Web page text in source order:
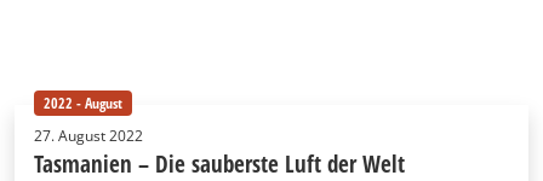
2022 - August
27. August 2022
Tasmanien – Die sauberste Luft der Welt